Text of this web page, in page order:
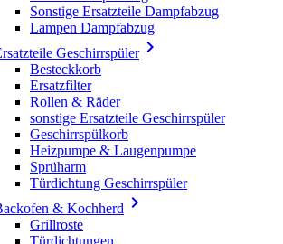
Sonstige Ersatzteile Dampfabzug
Lampen Dampfabzug
Geschirrspüler
Besteckkorb
Ersatzfilter
Rollen & Räder
sonstige Ersatzteile Geschirrspüler
Geschirrspülkorb
Heizpumpe & Laugenpumpe
Sprüharm
Türdichtung Geschirrspüler
& Kochherd 
Grillroste
Türdichtungen